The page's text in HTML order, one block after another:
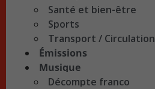
Santé et bien-être
Sports
Transport / Circulation
Émissions
Musique
Décompte franco